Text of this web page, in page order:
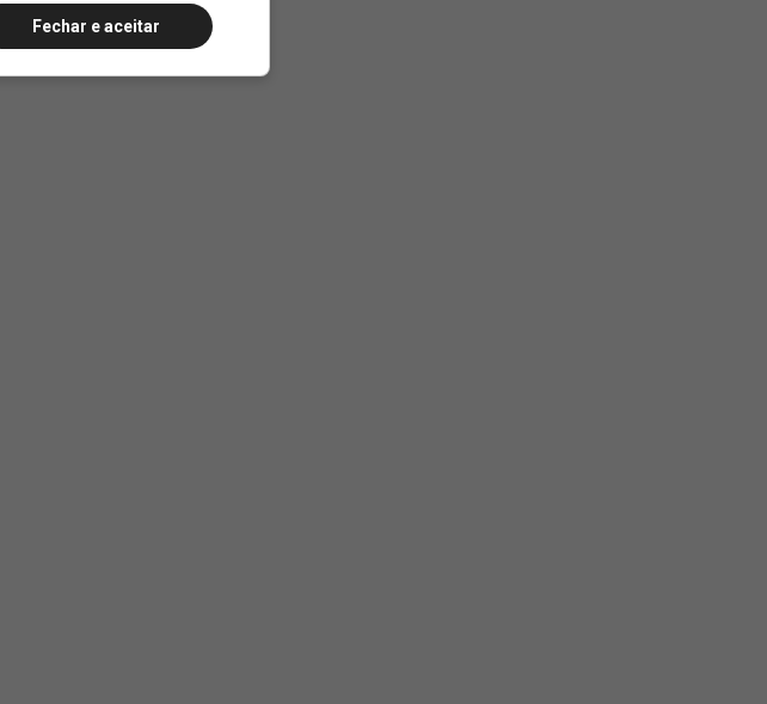
Fechar e aceitar